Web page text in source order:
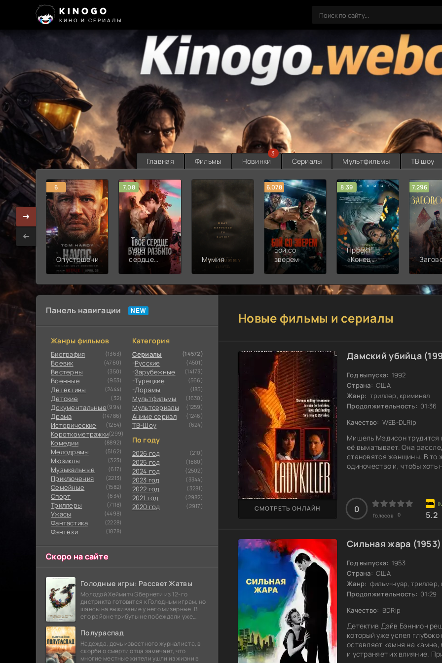
KINOGO
КИНО И СЕРИАЛЫ
Главная Фильмы Новинки
3
Сериалы Мультфильмы ТВ шоу
6
Опустошение
7.08
Твоё
сердце
Мумия
6.078
Бой со
зверем
8.39
Проект
«Конец
света»
7.296
Панель навигации
Жанры фильмов
Биография (1363)
Боевик (4760)
Вестерны (350)
Военные (953)
Детективы (2444)
Детские (32)
Документальные(994)
Драма (14786)
Исторические (1254)
Короткометражки(299)
Комедии (8892)
Мелодрамы (5162)
Мюзиклы (323)
Музыкальные (617)
Приключения (2213)
Семейные (1582)
Cпорт (634)
Триллеры (7118)
Ужасы (4498)
Фантастика (2228)
Фэнтези (1878)
Категория
Сериалы (14572)
Русские (4501)
Зарубежные (14173)
Турецкие (566)
Дорамы (185)
Мультфильмы (1630)
Мультсериалы (1259)
Аниме сериал (1246)
ТВ-Шоу (624)
По году
2026 год (210)
2025 год (1680)
2024 год (2502)
2023 год (3344)
2022 год (3281)
2021 год (2982)
2020 год (2917)
Скоро на сайте
Голодные игры: Рассвет Жатвы
Молодой Хеймитч Эбернети из 12-го
дистрикта готовится к Голодным играм, но
шансы на выживание у него мизерные. В
его районе трибуты не побеждали уже
безнадежности.
Полураспад
Надежда, дочь известного журналиста, в
скорби о смерти отца замечает, что
многие местные жители ушли из жизни в
Новые фильмы и сериалы
Дамский убийца
Год выпуска: 1992
Страна: США
Жанр: триллер, криминал
Продолжительность: 01:36
Качество: WEB-DLRip
Мишель Мэдисон трудится
её выматывает. Она
становятся женщины. В то
одиночество и, чтобы хоть
искать своего нового
СМОТРЕТЬ ОНЛАЙН 0
Голосов: 0 5.2
Сильная жара (1953)
Год выпуска: 1953
Страна: США
Жанр: фильм-нуар, триллер,
Продолжительность: 01:29
Качество: BDRip
Детектив Дэйв Бэннион
который уже успел
оставляет камня на
и устраняет их влияние.